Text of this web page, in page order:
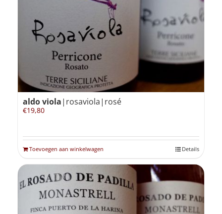
Winkelmand 0
Mijn Account
Zoeken
naar:
aldo viola|rosaviola|rosé
€19,80
Toevoegen aan winkelwagen Details